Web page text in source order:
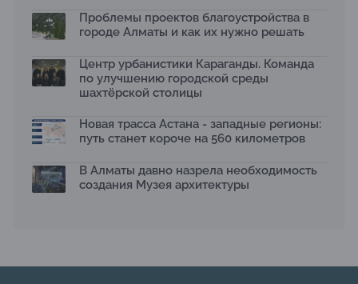
отходам
08.07.2026
общественных пространств
06.07.2026
температуру и здоровье людей
03.07.2026
сильных дождей в горах Алматы
02.07.2026
На слушаниях по корректировке СЭО Генплана
Проблемы проектов благоустройства в
городе Алматы и как их нужно решать
Центр урбанистики Караганды. Команда
по улучшению городской среды
шахтёрской столицы
Новая трасса Астана - западные регионы:
путь станет короче на 560 километров
В Алматы давно назрела необходимость
создания Музея архитектуры